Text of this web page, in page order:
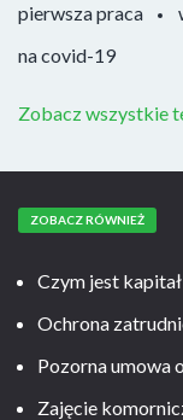
pierwsza praca
na covid-19
Zobacz wszystkie
ZOBACZ RÓWNIEŻ
Czym jest
Ochrona
Pozorna umowa
Zajęcie